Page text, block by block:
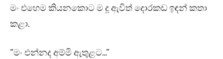
මං එහෙම කියනකොට ම දූ ඇවිත් දොරකඩ ඉඳන් කතා
කළා.
“මං එන්නද අම්මි ඇතුළට…”